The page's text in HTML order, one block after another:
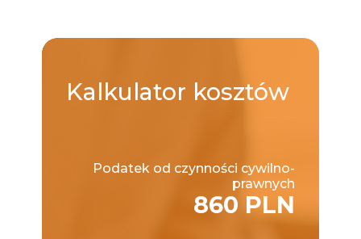
Kalkulator kosztów
Podatek od czynności cywilno-
prawnych
860 PLN